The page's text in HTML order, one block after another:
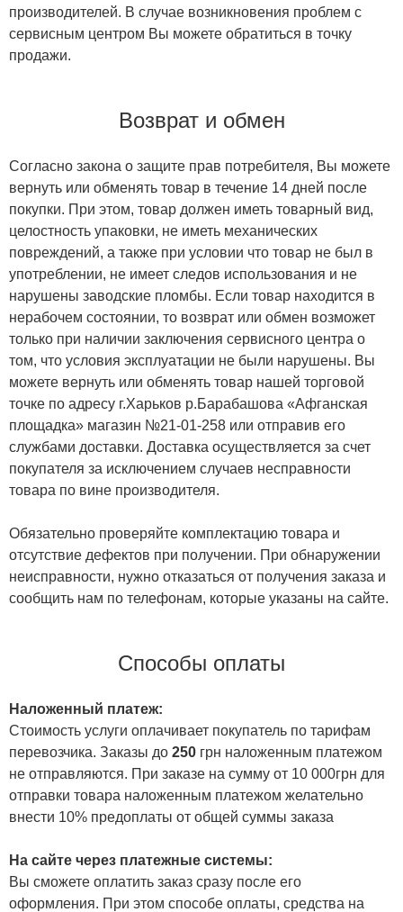
производителей. В случае возникновения проблем с
сервисным центром Вы можете обратиться в точку
продажи.
Возврат и обмен
Согласно закона о защите прав потребителя, Вы можете
вернуть или обменять товар в течение 14 дней после
покупки. При этом, товар должен иметь товарный вид,
целостность упаковки, не иметь механических
повреждений, а также при условии что товар не был в
употреблении, не имеет следов использования и не
нарушены заводские пломбы. Если товар находится в
нерабочем состоянии, то возврат или обмен возможет
только при наличии заключения сервисного центра о
том, что условия эксплуатации не были нарушены. Вы
можете вернуть или обменять товар нашей торговой
точке по адресу г.Харьков р.Барабашова «Афганская
площадка» магазин №21-01-258 или отправив его
службами доставки. Доставка осуществляется за счет
покупателя за исключением случаев несправности
товара по вине производителя.
Обязательно проверяйте комплектацию товара и
отсутствие дефектов при получении. При обнаружении
неисправности, нужно отказаться от получения заказа и
сообщить нам по телефонам, которые указаны на сайте.
Способы оплаты
Наложенный платеж:
Стоимость услуги оплачивает покупатель по тарифам
перевозчика. Заказы до 250 грн наложенным платежом
не отправляются. При заказе на сумму от 10 000грн для
отправки товара наложенным платежом желательно
внести 10% предоплаты от общей суммы заказа
На сайте через платежные системы:
Вы сможете оплатить заказ сразу после его
оформления. При этом способе оплаты, средства на